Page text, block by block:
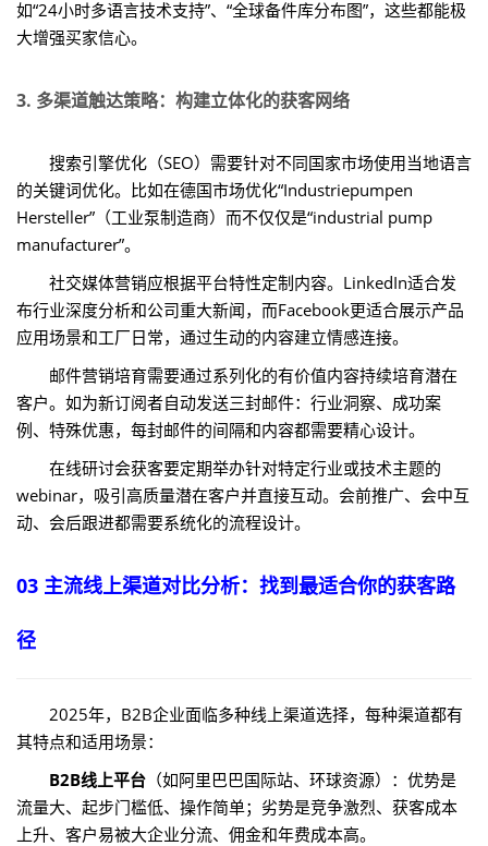
如“24小时多语言技术支持”、“全球备件库分布图”，这些都能极
大增强买家信心。
3. 多渠道触达策略：构建立体化的获客网络
搜索引擎优化（SEO）需要针对不同国家市场使用当地语言
的关键词优化。比如在德国市场优化“Industriepumpen
Hersteller”（工业泵制造商）而不仅仅是“industrial pump
manufacturer”。
社交媒体营销应根据平台特性定制内容。LinkedIn适合发
布行业深度分析和公司重大新闻，而Facebook更适合展示产品
应用场景和工厂日常，通过生动的内容建立情感连接。
邮件营销培育需要通过系列化的有价值内容持续培育潜在
客户。如为新订阅者自动发送三封邮件：行业洞察、成功案
例、特殊优惠，每封邮件的间隔和内容都需要精心设计。
在线研讨会获客要定期举办针对特定行业或技术主题的
webinar，吸引高质量潜在客户并直接互动。会前推广、会中互
动、会后跟进都需要系统化的流程设计。
03 主流线上渠道对比分析：找到最适合你的获客路
径
2025年，B2B企业面临多种线上渠道选择，每种渠道都有
其特点和适用场景：
B2B线上平台 （如阿里巴巴国际站、环球资源）：优势是
流量大、起步门槛低、操作简单；劣势是竞争激烈、获客成本
上升、客户易被大企业分流、佣金和年费成本高。